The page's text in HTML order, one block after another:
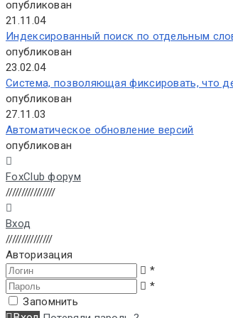
опубликован
21.11.04
Индексированный поиск по отдельным
опубликован
23.02.04
Система, позволяющая фиксировать, что
опубликован
27.11.03
Автоматическое обновление версий
опубликован
FoxClub форум
////////////////
Вход
///////////////
Авторизация
*
*
Запомнить